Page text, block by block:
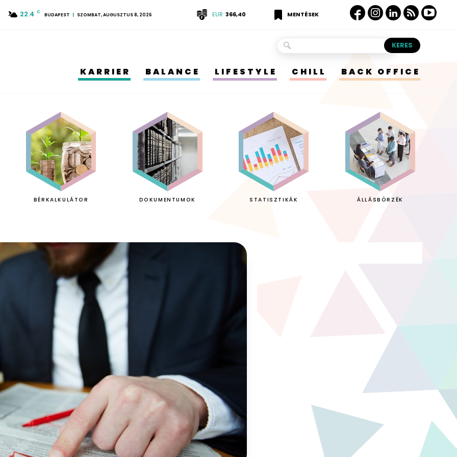
22.4 C BUDAPEST SZOMBAT, AUGUSZTUS 8, 2026 EUR 366,40 MENTÉSEK
KARRIER BALANCE LIFESTYLE CHILL BACK OFFICE
BÉRKALKULÁTOR DOKUMENTUMOK STATISZTIKÁK ÁLLÁSBÖRZÉK